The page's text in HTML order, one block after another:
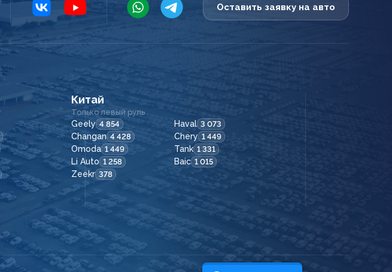
Оставить заявку на авто
Китай
Только левый руль
Geely 4 854 Haval 3 073
Changan 4 428 Chery 1 449
Omoda 1 449 Tank 1 331
Li Auto 1 258 Baic 1 015
Zeekr 378